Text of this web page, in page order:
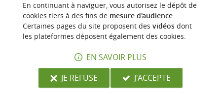
Visite de Penne et son château dans le
161 m - Penne
Culturelle
de Bruniquel
Culturelle
En continuant à naviguer, vous autorisez le dépôt de
cookies tiers à des fins de mesure d'audience.
Certaines pages du site proposent des vidéosdont
les plateformes déposent également des cookies.
EN SAVOIR PLUS
JE REFUSE
J'ACCEPTE